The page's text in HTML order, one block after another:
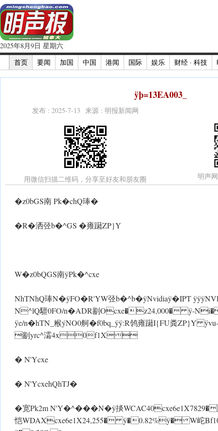
2025年8月9日 星期六
首页
要闻 加国 中国 港闻 国际 娱乐 财经 · 科技
ÿþ=13EA003_
发布 : 2025-7-13 来源 : 明报新闻网
用微信扫描二维码，分享至好友和朋友圈 明声
�z0bGS南 Pk�chQ琫�
�R�洒弪b�^GS �雍躤ZP}Y
 W�z0bQGS南 ÿPk�^cxe
NhTNhQ琫 N� ÿFO�R'YW弪b�^b� ÿNvidiaÿ�IPT
N^lQ驙0FO/n�ADR剬Ocxe�z24,000� ÿ-
ÿe/n�hTN_糇ýNO0舸�f0bq_ÿ ÿ:R鸰雍躤I{FU粪
剬yrc^灀4x0f1X
� N'Ycxe
� N'YcxehQhTJ�
�宽Pk2m N'Y�^��� N� ÿ掞
恺 WDAXcxe6e1X24,255� ÿ�0.82%ÿ� W岮